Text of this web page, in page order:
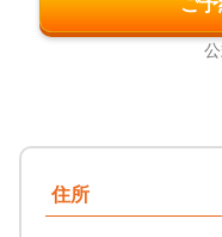
ご
住所